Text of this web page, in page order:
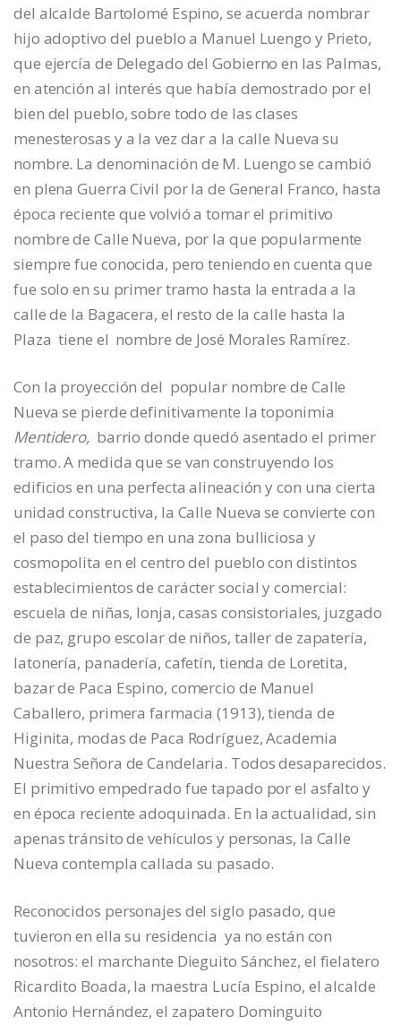
del alcalde Bartolomé Espino, se acuerda nombrar
hijo adoptivo del pueblo a Manuel Luengo y Prieto,
que ejercía de Delegado del Gobierno en las Palmas,
en atención al interés que había demostrado por el
bien del pueblo, sobre todo de las clases
menesterosas y a la vez dar a la calle Nueva su
nombre. La denominación de M. Luengo se cambió
en plena Guerra Civil por la de General Franco, hasta
época reciente que volvió a tomar el primitivo
nombre de Calle Nueva, por la que popularmente
siempre fue conocida, pero teniendo en cuenta que
fue solo en su primer tramo hasta la entrada a la
calle de la Bagacera, el resto de la calle hasta la
Plaza tiene el nombre de José Morales Ramírez.
Con la proyección del popular nombre de Calle
Nueva se pierde definitivamente la toponimia
Mentidero, barrio donde quedó asentado el primer
tramo. A medida que se van construyendo los
edificios en una perfecta alineación y con una cierta
unidad constructiva, la Calle Nueva se convierte con
el paso del tiempo en una zona bulliciosa y
cosmopolita en el centro del pueblo con distintos
establecimientos de carácter social y comercial:
escuela de niñas, lonja, casas consistoriales, juzgado
de paz, grupo escolar de niños, taller de zapatería,
latonería, panadería, cafetín, tienda de Loretita,
bazar de Paca Espino, comercio de Manuel
Caballero, primera farmacia (1913), tienda de
Higinita, modas de Paca Rodríguez, Academia
Nuestra Señora de Candelaria. Todos desaparecidos.
El primitivo empedrado fue tapado por el asfalto y
en época reciente adoquinada. En la actualidad, sin
apenas tránsito de vehículos y personas, la Calle
Nueva contempla callada su pasado.
Reconocidos personajes del siglo pasado, que
tuvieron en ella su residencia ya no están con
nosotros: el marchante Dieguito Sánchez, el fielatero
Ricardito Boada, la maestra Lucía Espino, el alcalde
Antonio Hernández, el zapatero Dominguito